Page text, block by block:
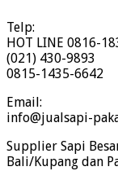
Telp:
HOT LINE 0816-
(021) 430-9893
0815-1435-6642
Email:
info@jualsapi-
Supplier Sapi
Bali/Kupang dan